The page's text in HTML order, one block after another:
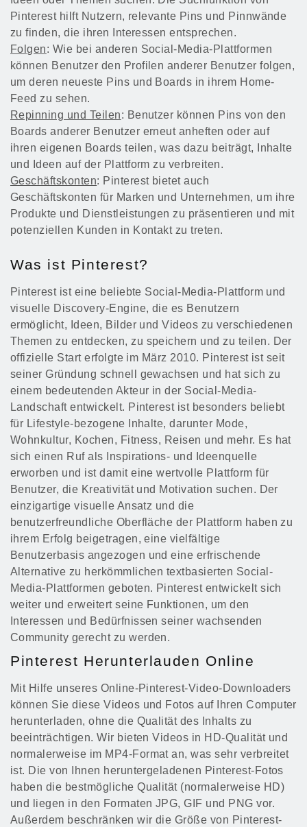
Pinterest hilft Nutzern, relevante Pins und Pinnwände
zu finden, die ihren Interessen entsprechen.
Folgen: Wie bei anderen Social-Media-Plattformen
können Benutzer den Profilen anderer Benutzer folgen,
um deren neueste Pins und Boards in ihrem Home-
Feed zu sehen.
Repinning und Teilen: Benutzer können Pins von den
Boards anderer Benutzer erneut anheften oder auf
ihren eigenen Boards teilen, was dazu beiträgt, Inhalte
und Ideen auf der Plattform zu verbreiten.
Geschäftskonten: Pinterest bietet auch
Geschäftskonten für Marken und Unternehmen, um ihre
Produkte und Dienstleistungen zu präsentieren und mit
potenziellen Kunden in Kontakt zu treten.
Was ist Pinterest?
Pinterest ist eine beliebte Social-Media-Plattform und
visuelle Discovery-Engine, die es Benutzern
ermöglicht, Ideen, Bilder und Videos zu verschiedenen
Themen zu entdecken, zu speichern und zu teilen. Der
offizielle Start erfolgte im März 2010. Pinterest ist seit
seiner Gründung schnell gewachsen und hat sich zu
einem bedeutenden Akteur in der Social-Media-
Landschaft entwickelt. Pinterest ist besonders beliebt
für Lifestyle-bezogene Inhalte, darunter Mode,
Wohnkultur, Kochen, Fitness, Reisen und mehr. Es hat
sich einen Ruf als Inspirations- und Ideenquelle
erworben und ist damit eine wertvolle Plattform für
Benutzer, die Kreativität und Motivation suchen. Der
einzigartige visuelle Ansatz und die
benutzerfreundliche Oberfläche der Plattform haben zu
ihrem Erfolg beigetragen, eine vielfältige
Benutzerbasis angezogen und eine erfrischende
Alternative zu herkömmlichen textbasierten Social-
Media-Plattformen geboten. Pinterest entwickelt sich
weiter und erweitert seine Funktionen, um den
Interessen und Bedürfnissen seiner wachsenden
Community gerecht zu werden.
Pinterest Herunterlauden Online
Mit Hilfe unseres Online-Pinterest-Video-Downloaders
können Sie diese Videos und Fotos auf Ihren Computer
herunterladen, ohne die Qualität des Inhalts zu
beeinträchtigen. Wir bieten Videos in HD-Qualität und
normalerweise im MP4-Format an, was sehr verbreitet
ist. Die von Ihnen heruntergeladenen Pinterest-Fotos
haben die bestmögliche Qualität (normalerweise HD)
und liegen in den Formaten JPG, GIF und PNG vor.
Außerdem beschränken wir die Größe von Pinterest-